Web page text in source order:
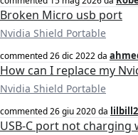
Broken Micro usb port
Nvidia Shield Portable
commented26 dic 2022da
How can I replace my
Nvidia Shield Portable
commented26 giu 2020da lilbill2
USB-C port not